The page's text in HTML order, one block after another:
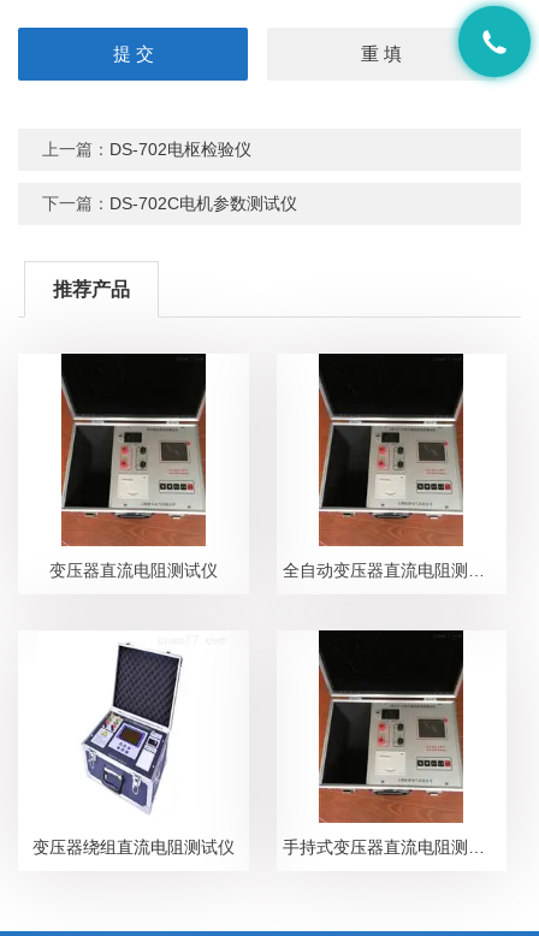
上一篇： DS-702电枢检验仪
下一篇： DS-702C电机参数测试仪
推荐产品
变压器直流电阻测试仪
变压器绕组直流电阻测试仪